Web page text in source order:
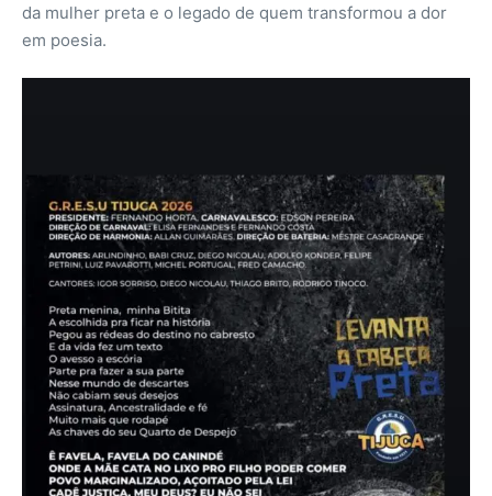
da mulher preta e o legado de quem transformou a dor
em poesia.